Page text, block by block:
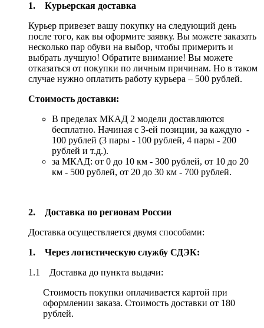
1. Курьерская доставка
Курьер привезет вашу покупку на следующий день
после того, как вы оформите заявку. Вы можете заказать
несколько пар обуви на выбор, чтобы примерить и
выбрать лучшую! Обратите внимание! Вы можете
отказаться от покупки по личным причинам. Но в таком
случае нужно оплатить работу курьера – 500 рублей.
Стоимость доставки:
В пределах МКАД 2 модели доставляются
бесплатно. Начиная с 3-ей позиции, за каждую -
100 рублей (3 пары - 100 рублей, 4 пары - 200
рублей и т.д.).
за МКАД: от 0 до 10 км - 300 рублей, от 10 до 20
км - 500 рублей, от 20 до 30 км - 700 рублей.
2. Доставка по регионам России
Доставка осуществляется двумя способами:
1. Через логистическую службу СДЭК:
1.1 Доставка до пункта выдачи:
Стоимость покупки оплачивается картой при
оформлении заказа. Стоимость доставки от 180
рублей.